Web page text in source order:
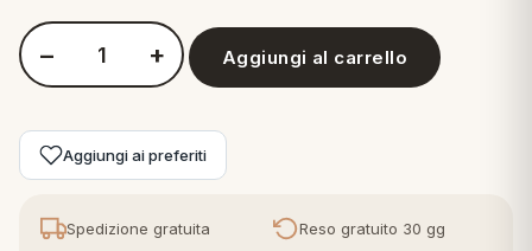
letto
Quantità Cogal Parure Copripiumino Matrimoniale Singolo e
− + Aggiungi al carrello
Aggiungi ai preferiti
Spedizione gratuita Reso gratuito 30 gg